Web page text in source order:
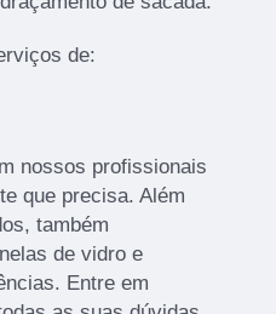
de:
nossos profissionais
que precisa. Além
também
de vidro e
Entre em